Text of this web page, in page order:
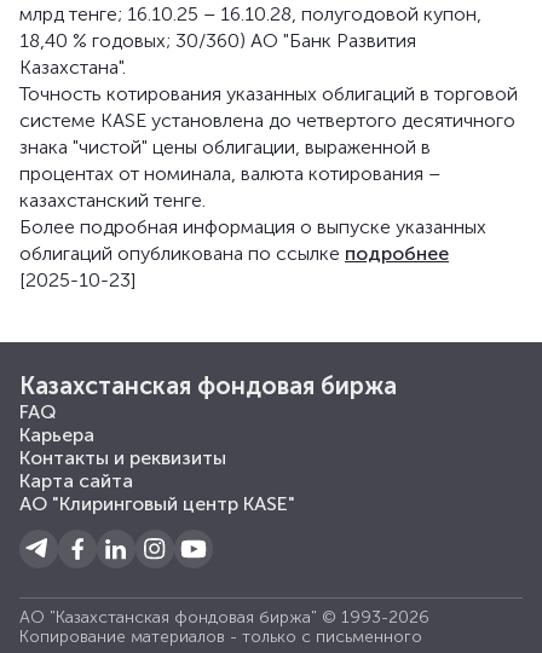
млрд тенге; 16.10.25 – 16.10.28, полугодовой купон,
18,40 % годовых; 30/360) АО "Банк Развития
Казахстана".
Точность котирования указанных облигаций в торговой
системе KASE установлена до четвертого десятичного
знака "чистой" цены облигации, выраженной в
процентах от номинала, валюта котирования –
казахстанский тенге.
Более подробная информация о выпуске указанных
облигаций опубликована по ссылке подробнее
[2025-10-23]
Казахстанская фондовая биржа
FAQ
Карьера
Контакты и реквизиты
Карта сайта
АО "Клиринговый центр KASE"
АО "Казахстанская фондовая биржа" © 1993-2026
Копирование материалов - только с письменного